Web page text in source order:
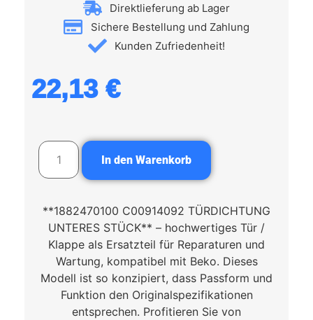
Direktlieferung ab Lager
Sichere Bestellung und Zahlung
Kunden Zufriedenheit!
22,13 €
In den Warenkorb
**1882470100 C00914092 TÜRDICHTUNG
UNTERES STÜCK** – hochwertiges Tür /
Klappe als Ersatzteil für Reparaturen und
Wartung, kompatibel mit Beko. Dieses
Modell ist so konzipiert, dass Passform und
Funktion den Originalspezifikationen
entsprechen. Profitieren Sie von